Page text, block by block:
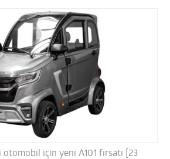
için yeni A101 fırsatı [23